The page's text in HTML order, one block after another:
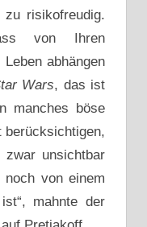
risikofreudig.
von Ihren
abhängen
Wars, das ist
manches böse
berücksichtigen,
unsicht­bar
von einem
mahnte der